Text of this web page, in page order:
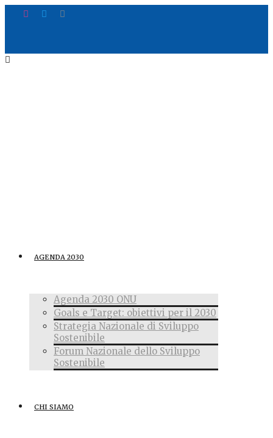
AGENDA 2030
Agenda 2030 ONU
Goals e Target: obiettivi per il 2030
Strategia Nazionale di Sviluppo
Sostenibile
Forum Nazionale dello Sviluppo
Sostenibile
CHI SIAMO